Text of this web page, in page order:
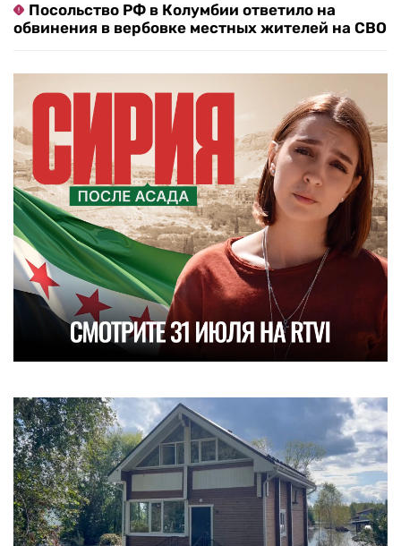
Посольство РФ в Колумбии ответило на
обвинения в вербовке местных жителей на СВО